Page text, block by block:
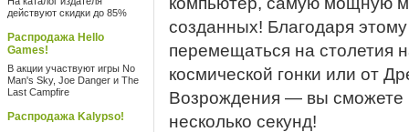
действуют скидки до 85%
Распродажа Hello
Games!
В акции участвуют игры No
Man's Sky, Joe Danger и The
Last Campfire
Распродажа Kalypso!
созданных! Благодаря
перемещаться на столетия
космической гонки или от
Возрождения — вы сможете
несколько секунд!